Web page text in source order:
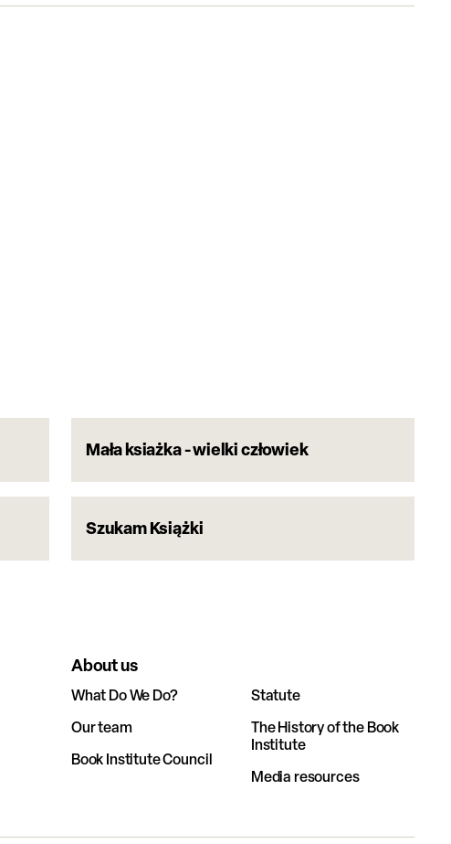
Mała ksiażka - wielki człowiek
Szukam Książki
About us
What Do We Do?
Our team
Book Institute Council
Statute
The History of the Book
Institute
Media resources